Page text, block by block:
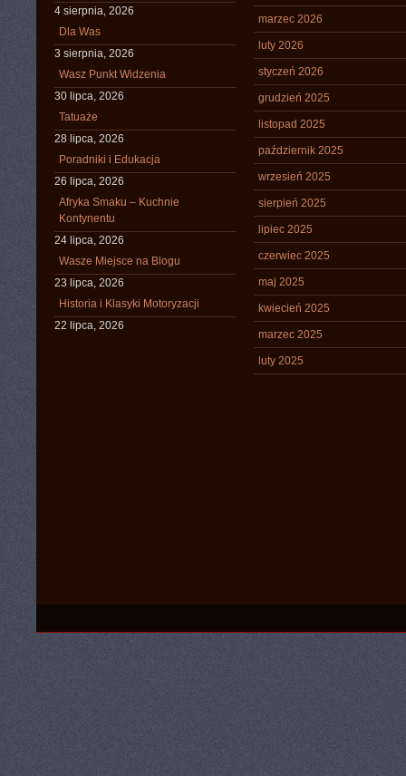
4 sierpnia, 2026
Dla Was
3 sierpnia, 2026
Wasz Punkt Widzenia
30 lipca, 2026
Tatuaże
28 lipca, 2026
Poradniki i Edukacja
26 lipca, 2026
Afryka Smaku – Kuchnie
Kontynentu
24 lipca, 2026
Wasze Miejsce na Blogu
23 lipca, 2026
Historia i Klasyki Motoryzacji
22 lipca, 2026
marzec 2026
luty 2026
styczeń 2026
grudzień 2025
listopad 2025
październik 2025
wrzesień 2025
sierpień 2025
lipiec 2025
czerwiec 2025
maj 2025
kwiecień 2025
marzec 2025
luty 2025